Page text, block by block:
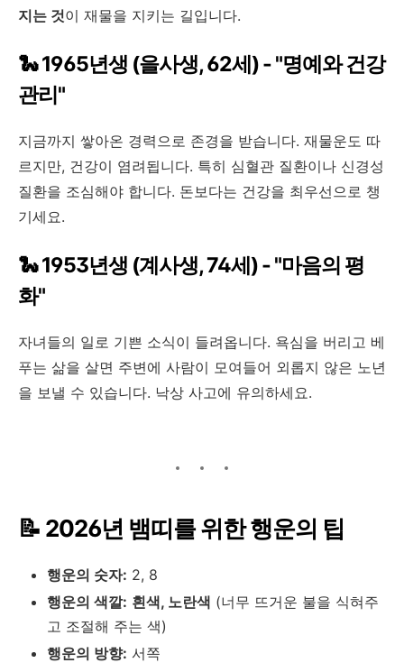
지는 것이 재물을 지키는 길입니다.
🐍 1965년생 (을사생, 62세) - "명예와 건강
관리"
지금까지 쌓아온 경력으로 존경을 받습니다. 재물운도 따
르지만, 건강이 염려됩니다. 특히 심혈관 질환이나 신경성
질환을 조심해야 합니다. 돈보다는 건강을 최우선으로 챙
기세요.
🐍 1953년생 (계사생, 74세) - "마음의 평
화"
자녀들의 일로 기쁜 소식이 들려옵니다. 욕심을 버리고 베
푸는 삶을 살면 주변에 사람이 모여들어 외롭지 않은 노년
을 보낼 수 있습니다. 낙상 사고에 유의하세요.
📝 2026년 뱀띠를 위한 행운의 팁
행운의 숫자: 2, 8
행운의 색깔: 흰색, 노란색 (너무 뜨거운 불을 식혀주
고 조절해 주는 색)
행운의 방향: 서쪽